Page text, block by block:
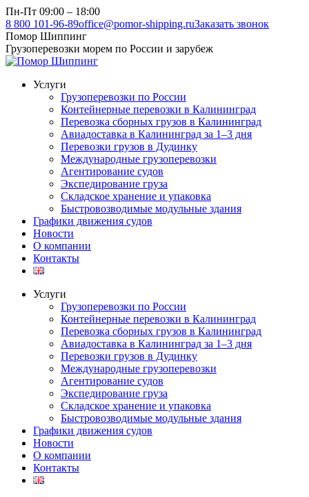
Перейти
к
содержанию
Пн-Пт 09:00 – 18:00
8 800 101-96-89office@pomor-shipping.ruЗаказать звонок
Помор Шиппинг
Грузоперевозки морем по России и зарубеж
Услуги
Грузоперевозки по России
Контейнерные перевозки в Калининград
Перевозка сборных грузов в Калининград
Авиадоставка в Калининград за 1–3 дня
Перевозки грузов в Дудинку
Международные грузоперевозки
Агентирование судов
Экспедирование груза
Складское хранение и упаковка
Быстровозводимые модульные здания
Графики движения судов
Новости
О компании
Контакты
Услуги
Грузоперевозки по России
Контейнерные перевозки в Калининград
Перевозка сборных грузов в Калининград
Авиадоставка в Калининград за 1–3 дня
Перевозки грузов в Дудинку
Международные грузоперевозки
Агентирование судов
Экспедирование груза
Складское хранение и упаковка
Быстровозводимые модульные здания
Графики движения судов
Новости
О компании
Контакты